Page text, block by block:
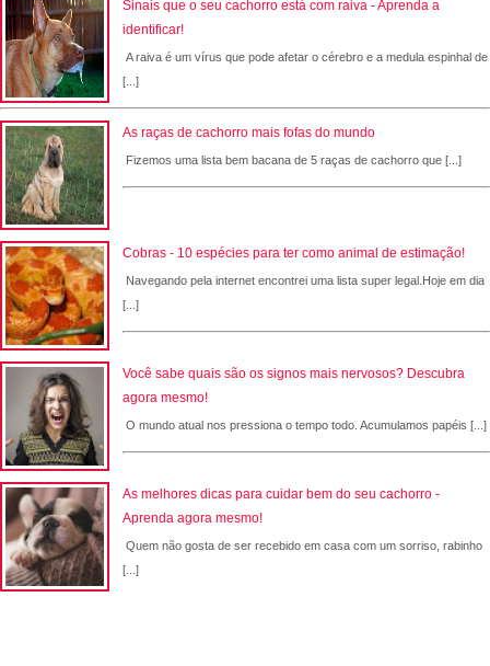
Sinais que o seu cachorro está com raiva - Aprenda a
identificar!
A raiva é um vírus que pode afetar o cérebro e a medula espinhal de
[...]
As raças de cachorro mais fofas do mundo
Fizemos uma lista bem bacana de 5 raças de cachorro que [...]
Cobras - 10 espécies para ter como animal de estimação!
Navegando pela internet encontrei uma lista super legal.Hoje em dia
[...]
Você sabe quais são os signos mais nervosos? Descubra
agora mesmo!
O mundo atual nos pressiona o tempo todo. Acumulamos papéis [...]
As melhores dicas para cuidar bem do seu cachorro -
Aprenda agora mesmo!
Quem não gosta de ser recebido em casa com um sorriso, rabinho
[...]